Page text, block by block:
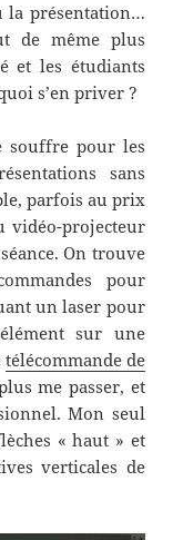
la présentation…
de même plus
et les étudiants
s’en priver ?
souffre pour les
sans
parfois au prix
vidéo-projecteur
On trouve
pour
un laser pour
sur une
télécommande de
me passer, et
Mon seul
« haut » et
verticales de